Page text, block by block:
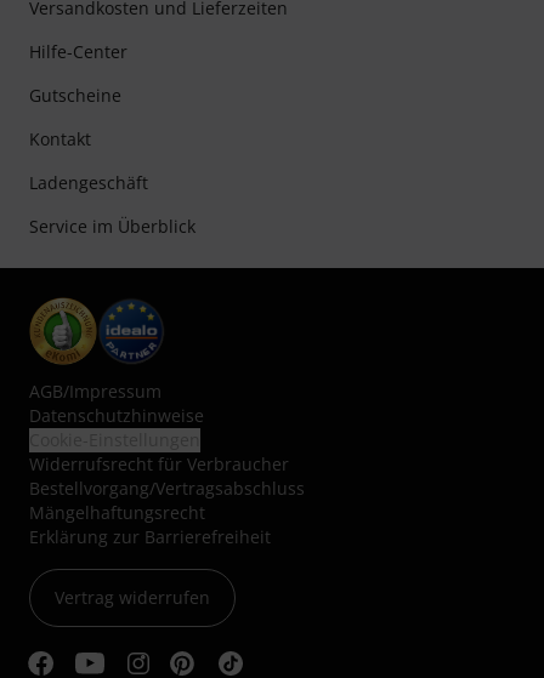
Versandkosten und Lieferzeiten
Hilfe-Center
Gutscheine
Kontakt
Ladengeschäft
Service im Überblick
AGB/Impressum
Datenschutzhinweise
Widerrufsrecht für Verbraucher
Bestellvorgang/Vertragsabschluss
Mängelhaftungsrecht
Erklärung zur Barrierefreiheit
Vertrag widerrufen